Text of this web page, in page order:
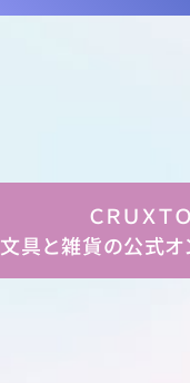
ＣＲＵＸＴ
文具と雑貨の公式オ